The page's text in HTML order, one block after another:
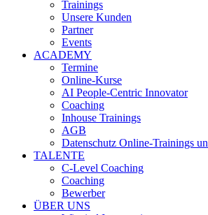
Trainings
Unsere Kunden
Partner
Events
ACADEMY
Termine
Online-Kurse
AI People-Centric Innovator
Coaching
Inhouse Trainings
AGB
Datenschutz Online-Trainings
TALENTE
C-Level Coaching
Coaching
Bewerber
ÜBER UNS